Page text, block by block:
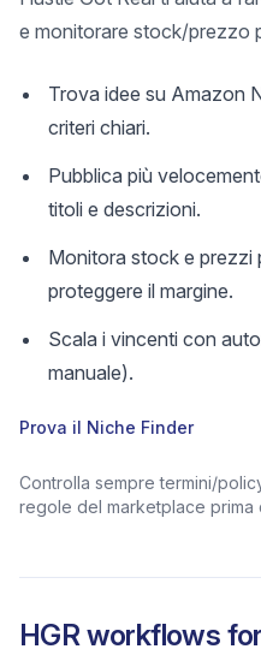
e monitorare stock/prezzo
Trova idee su Amazon
criteri chiari.
Pubblica più
titoli e descrizioni.
Monitora stock e prezzi
proteggere il margine.
Scala i vincenti con
manuale).
Prova il Niche Finder
Controlla sempre termini/
regole del marketplace prima
HGR workflows